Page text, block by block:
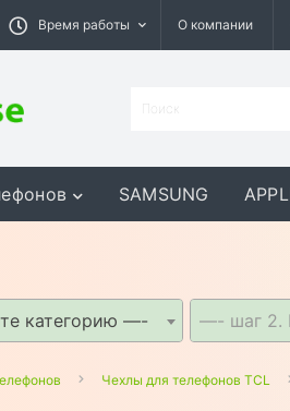
Время работы О компании
SAMSUNG
категорию —- —- шаг 2.
Чехлы для телефонов TCL